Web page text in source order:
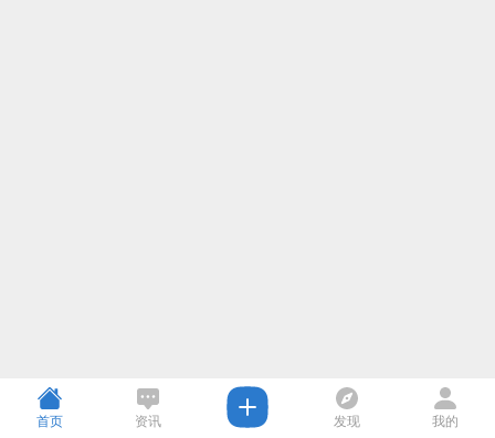
首页 资讯 发现 我的